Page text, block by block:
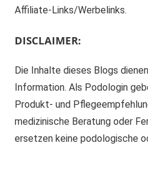
Affiliate-Links/Werbelinks.
DISCLAIMER:
Die Inhalte dieses Blogs
Information. Als Podologin
Produkt- und
medizinische Beratung oder
ersetzen keine podologische